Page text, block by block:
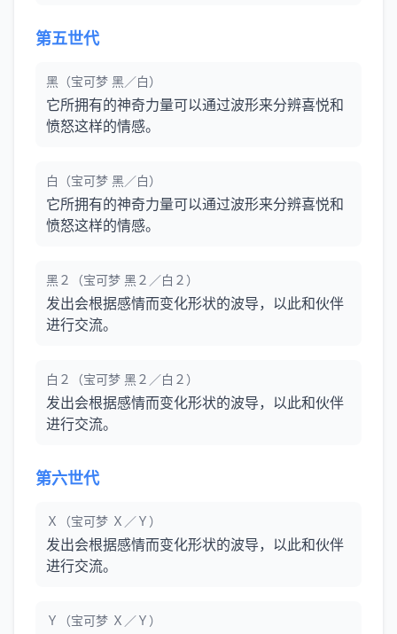
第五世代
黑（宝可梦 黑／白）
它所拥有的神奇力量可以通过波形来分辨喜悦和
愤怒这样的情感。
白（宝可梦 黑／白）
它所拥有的神奇力量可以通过波形来分辨喜悦和
愤怒这样的情感。
黑２（宝可梦 黑２／白２）
发出会根据感情而变化形状的波导，以此和伙伴
进行交流。
白２（宝可梦 黑２／白２）
发出会根据感情而变化形状的波导，以此和伙伴
进行交流。
第六世代
Ｘ（宝可梦 Ｘ／Ｙ）
发出会根据感情而变化形状的波导，以此和伙伴
进行交流。
Ｙ（宝可梦 Ｘ／Ｙ）